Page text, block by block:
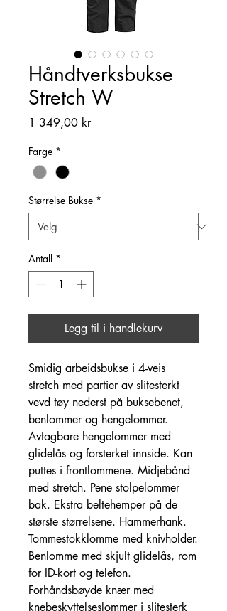
Håndtverksbukse
Stretch W
1 349,00 krPris
Farge *
Størrelse Bukse *
Antall *
Legg til i handlekurv
Smidig arbeidsbukse i 4-veis
stretch med partier av slitesterkt
vevd tøy nederst på buksebenet,
benlommer og hengelommer.
Avtagbare hengelommer med
glidelås og forsterket innside. Kan
puttes i frontlommene. Midjebånd
med stretch. Pene stolpelommer
bak. Ekstra beltehemper på de
største størrelsene. Hammerhank.
Tommestokklomme med knivholder.
Benlomme med skjult glidelås, rom
for ID-kort og telefon.
Forhåndsbøyde knær med
knebeskyttelseslommer i slitesterk